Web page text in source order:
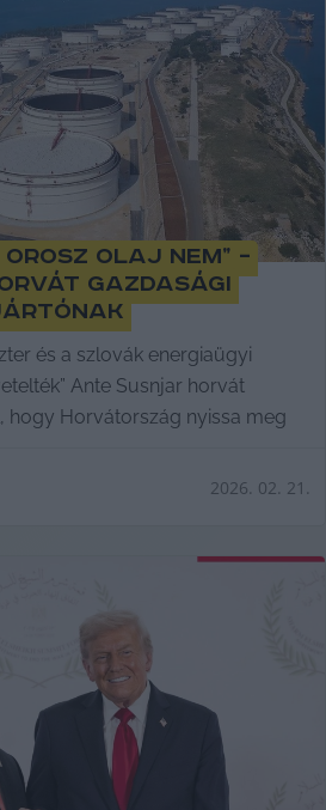
orosz olaj nem” –
gazdasági
és a szlovák energiaügyi
Ante Susnjar horvát
hogy Horvátország nyissa meg
2026. 02. 21.